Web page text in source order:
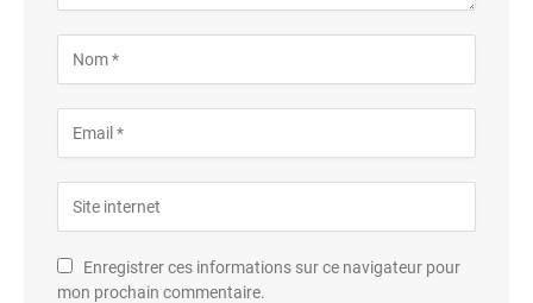
Enregistrer ces informations sur ce navigateur pour
mon prochain commentaire.